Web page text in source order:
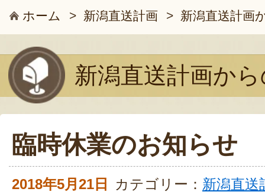
ホーム > 新潟直送計画 > 新潟直送計画
新潟直送計画か
臨時休業のお知らせ
2018年5月21日 カテゴリー： 新潟直送